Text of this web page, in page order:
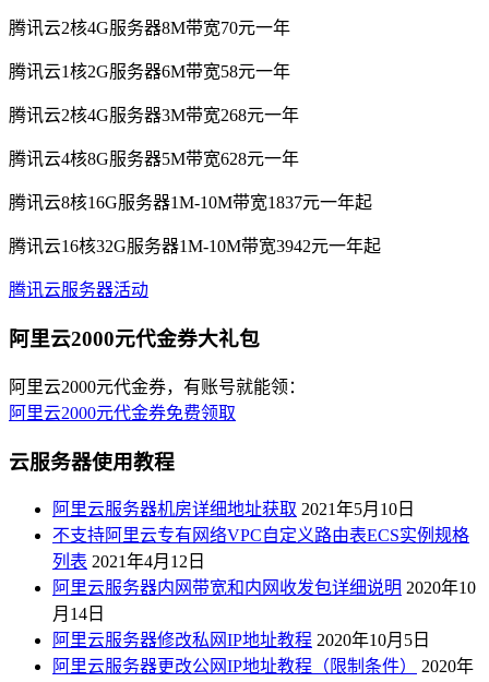
腾讯云2核4G服务器8M带宽70元一年
腾讯云1核2G服务器6M带宽58元一年
腾讯云2核4G服务器3M带宽268元一年
腾讯云4核8G服务器5M带宽628元一年
腾讯云8核16G服务器1M-10M带宽1837元一年起
腾讯云16核32G服务器1M-10M带宽3942元一年起
腾讯云服务器活动
阿里云2000元代金券大礼包
阿里云2000元代金券，有账号就能领：
阿里云2000元代金券免费领取
云服务器使用教程
阿里云服务器机房详细地址获取 2021年5月10日
不支持阿里云专有网络VPC自定义路由表ECS实例规格
列表 2021年4月12日
阿里云服务器内网带宽和内网收发包详细说明 2020年10
月14日
阿里云服务器修改私网IP地址教程 2020年10月5日
阿里云服务器更改公网IP地址教程（限制条件）
2020年